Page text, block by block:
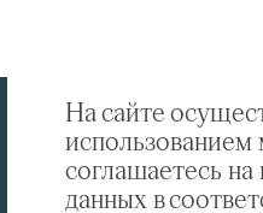
На сайте
использованием
соглашаетесь
данных в